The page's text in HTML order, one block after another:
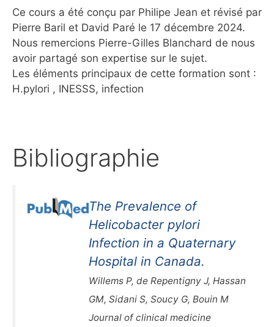
Ce cours a été conçu par Philipe Jean et révisé par
Pierre Baril et David Paré le 17 décembre 2024.
Nous remercions Pierre-Gilles Blanchard de nous
avoir partagé son expertise sur le sujet.
Les éléments principaux de cette formation sont :
H.pylori , INESSS, infection
Bibliographie
The Prevalence of
Helicobacter pylori
Infection in a Quaternary
Hospital in Canada.
Willems P, de Repentigny J, Hassan
GM, Sidani S, Soucy G, Bouin M
Journal of clinical medicine